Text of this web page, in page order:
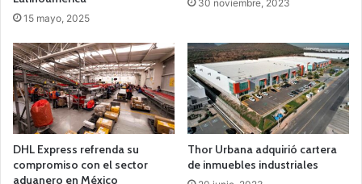
15 mayo, 2025
30 noviembre, 2023
DHL Express refrenda su
compromiso con el sector
aduanero en México
Thor Urbana adquirió cartera
de inmuebles industriales